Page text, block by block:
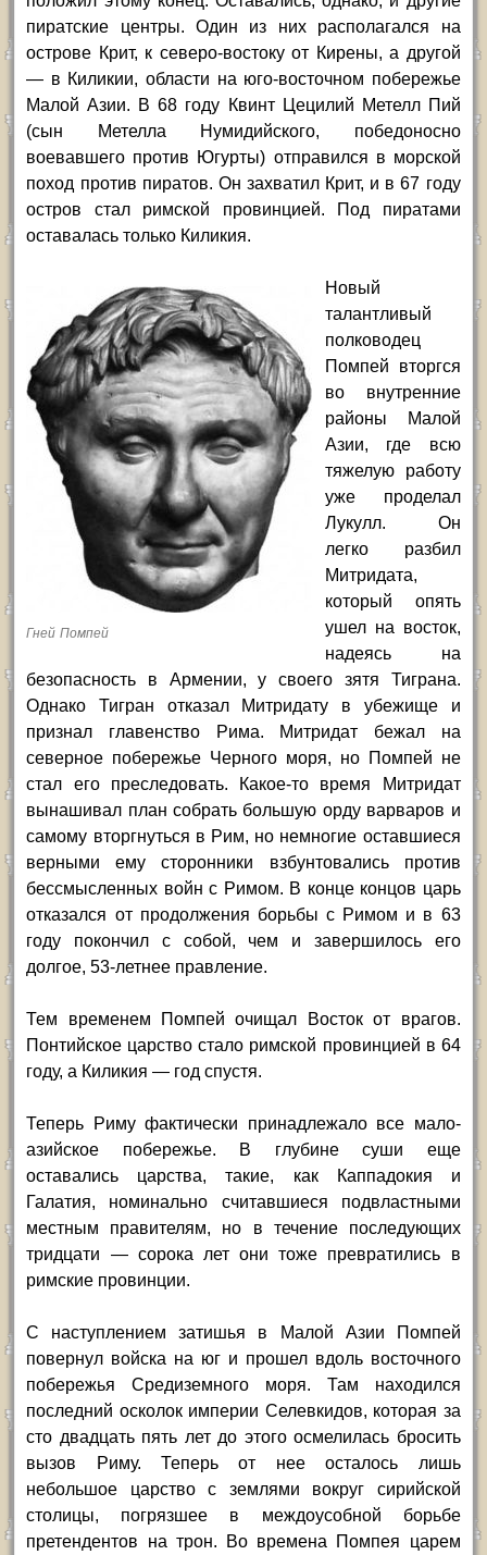
пиратские центры. Один из них располагался на
острове Крит, к северо-востоку от Кирены, а другой
— в Киликии, области на юго-восточном побережье
Малой Азии. В 68 году Квинт Цецилий Метелл Пий
(сын Метелла Нумидийского, победоносно
воевавшего против Югурты) отправился в морской
поход против пиратов. Он захватил Крит, и в 67 году
остров стал римской провинцией. Под пиратами
оставалась только Киликия.
Гней Помпей
Новый
талантливый
полководец
Помпей вторгся
во внутренние
районы Малой
Азии, где всю
тяжелую работу
уже проделал
Лукулл. Он
легко разбил
Митридата,
который опять
ушел на восток,
надеясь на
безопасность в Армении, у своего зятя Тиграна.
Однако Тигран отказал Митридату в убежище и
признал главенство Рима. Митридат бежал на
северное побережье Черного моря, но Помпей не
стал его преследовать. Какое-то время Митридат
вынашивал план собрать большую орду варваров и
самому вторгнуться в Рим, но немногие оставшиеся
верными ему сторонники взбунтовались против
бессмысленных войн с Римом. В конце концов царь
отказался от продолжения борьбы с Римом и в 63
году покончил с собой, чем и завершилось его
долгое, 53-летнее правление.
Тем временем Помпей очищал Восток от врагов.
Понтийское царство стало римской провинцией в 64
году, а Киликия — год спустя.
Теперь Риму фактически принадлежало все мало-
азийское побережье. В глубине суши еще
оставались царства, такие, как Каппадокия и
Галатия, номинально считавшиеся подвластными
местным правителям, но в течение последующих
тридцати — сорока лет они тоже превратились в
римские провинции.
С наступлением затишья в Малой Азии Помпей
повернул войска на юг и прошел вдоль восточного
побережья Средиземного моря. Там находился
последний осколок империи Селевкидов, которая за
сто двадцать пять лет до этого осмелилась бросить
вызов Риму. Теперь от нее осталось лишь
небольшое царство с землями вокруг сирийской
столицы, погрязшее в междоусобной борьбе
претендентов на трон. Во времена Помпея царем